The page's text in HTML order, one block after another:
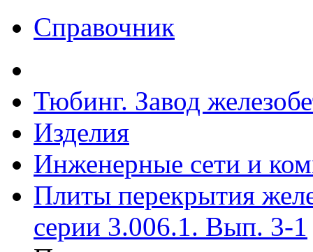
Справочник
Тюбинг. Завод
Изделия
Инженерные сети и
Плиты перекрытия
серии 3.006.1. Вып. 3-1